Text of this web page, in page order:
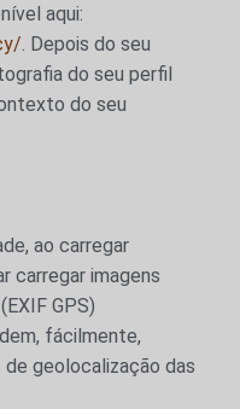
aqui:
. Depois do seu
do seu perfil
do seu
ao carregar
carregar imagens
GPS)
fácilmente,
geolocalização das